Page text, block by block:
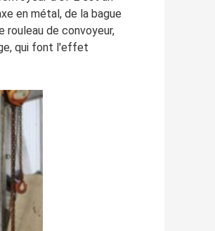
en métal, de la bague
de convoyeur,
qui font l'effet